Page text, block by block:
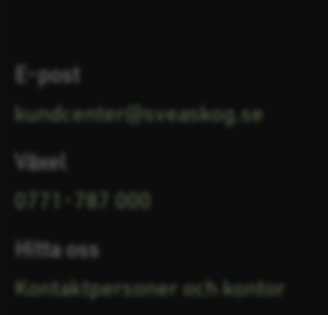
E-post
kundcenter@sveaskog.se
Växel
0771-787 000
Hitta oss
Kontaktpersoner och kontor